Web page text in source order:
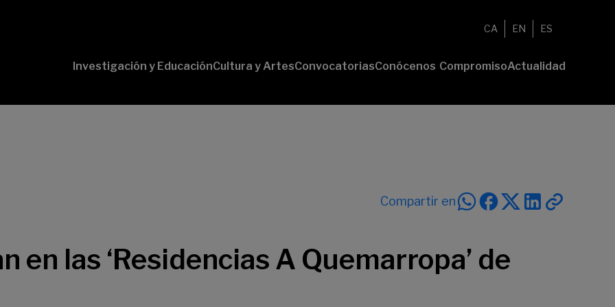
CA EN ES
Investigación y EducaciónCultura y ArtesConvocatoriasConócenos CompromisoActualidad
Compartir en
las ‘Residencias A Quemarropa’ de